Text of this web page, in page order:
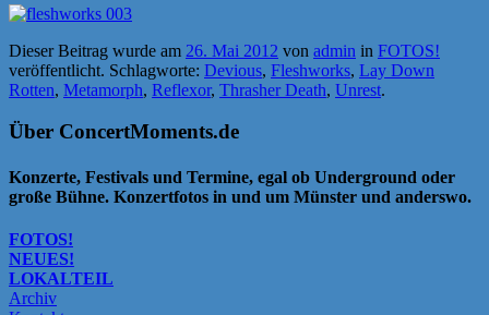
Dieser Beitrag wurde am 26. Mai 2012 von admin in FOTOS!
veröffentlicht. Schlagworte: Devious, Fleshworks, Lay Down
Rotten, Metamorph, Reflexor, Thrasher Death, Unrest.
Über ConcertMoments.de
Konzerte, Festivals und Termine, egal ob Underground oder
große Bühne. Konzertfotos in und um Münster und anderswo.
FOTOS!
NEUES!
LOKALTEIL
Archiv